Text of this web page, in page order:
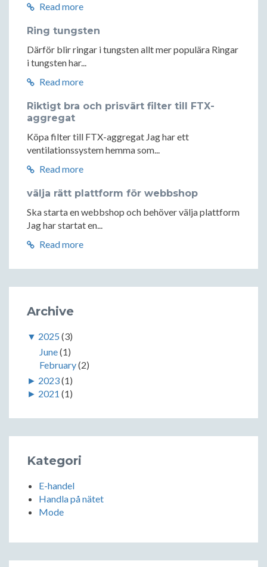
Read more
Ring tungsten
Därför blir ringar i tungsten allt mer populära Ringar
i tungsten har...
Read more
Riktigt bra och prisvärt filter till FTX-
aggregat
Köpa filter till FTX-aggregat Jag har ett
ventilationssystem hemma som...
Read more
välja rätt plattform för webbshop
Ska starta en webbshop och behöver välja plattform
Jag har startat en...
Read more
Archive
▼ 2025 (3)
June(1)
February(2)
► 2023(1)
► 2021 (1)
Kategori
E-handel
Handla på nätet
Mode